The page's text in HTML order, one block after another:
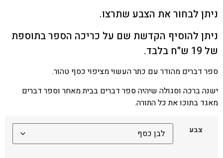
לבחור את הצבע שתרצו.
להוסיף הקדשת שם על כריכה הספר בתוספת
ש"ח בלבד.
דברים מהודר עם כתר העשוי מציפוי כסף טהור.
ברכה וסגולה שיהיה ספר דברים בבית מאחר וספר דברים
בתוכו את כל התורה.
צבע